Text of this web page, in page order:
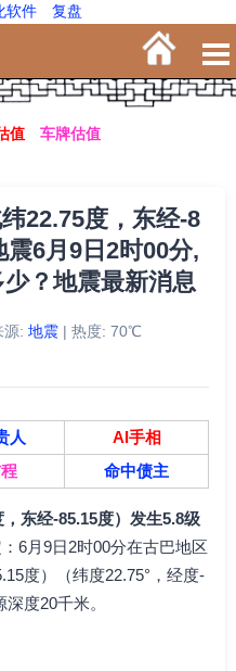
软件 复盘
值 车牌估值
22.75度，东经-8
6月9日2时00分,
？地震最新消息
源: 地震| 热度: 70℃
人
AI手相
命中债主
东经-85.15度）发生5.8级
6月9日2时00分在古巴地区
度）（纬度22.75°，经度-
度20千米。